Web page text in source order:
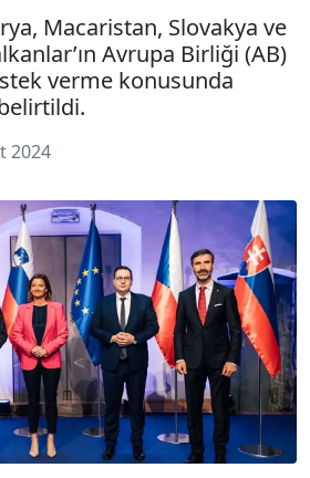
Macaristan, Slovakya ve
Avrupa Birliği (AB)
verme konusunda
2024